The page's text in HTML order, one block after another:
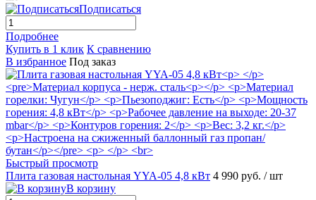
Подписаться
Подробнее
Купить в 1 клик К сравнению
В избранное Под заказ
Быстрый просмотр
Плита газовая настольная YYA-05 4,8 кВт 4 990 руб. / шт
В корзину